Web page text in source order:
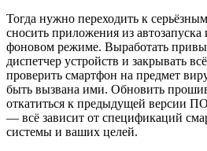
Тогда нужно переходить к
сносить приложения из
фоновом режиме. Выработать
диспетчер устройств и закрывать
проверить смартфон на предмет
быть вызвана ими. Обновить
откатиться к предыдущей версии
— всё зависит от спецификаций
системы и ваших целей.